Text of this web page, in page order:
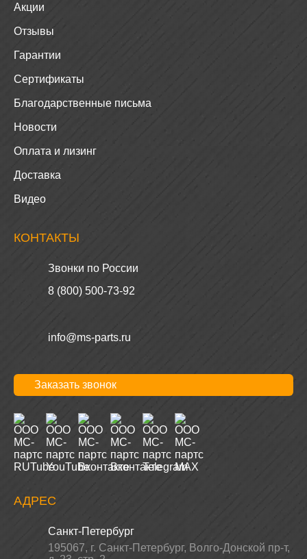
Акции
Отзывы
Гарантии
Сертификаты
Благодарственные письма
Новости
Оплата и лизинг
Доставка
Видео
КОНТАКТЫ
Звонки по России
8 (800) 500-73-92
info@ms-parts.ru
Заказать звонок
АДРЕС
Санкт-Петербург
195067, г. Санкт-Петербург, Волго-Донской пр-т,